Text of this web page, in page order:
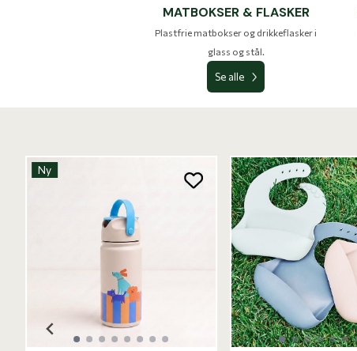
MATBOKSER & FLASKER
Plastfrie matbokser og drikkeflasker i
glass og stål.
Se alle
Ny